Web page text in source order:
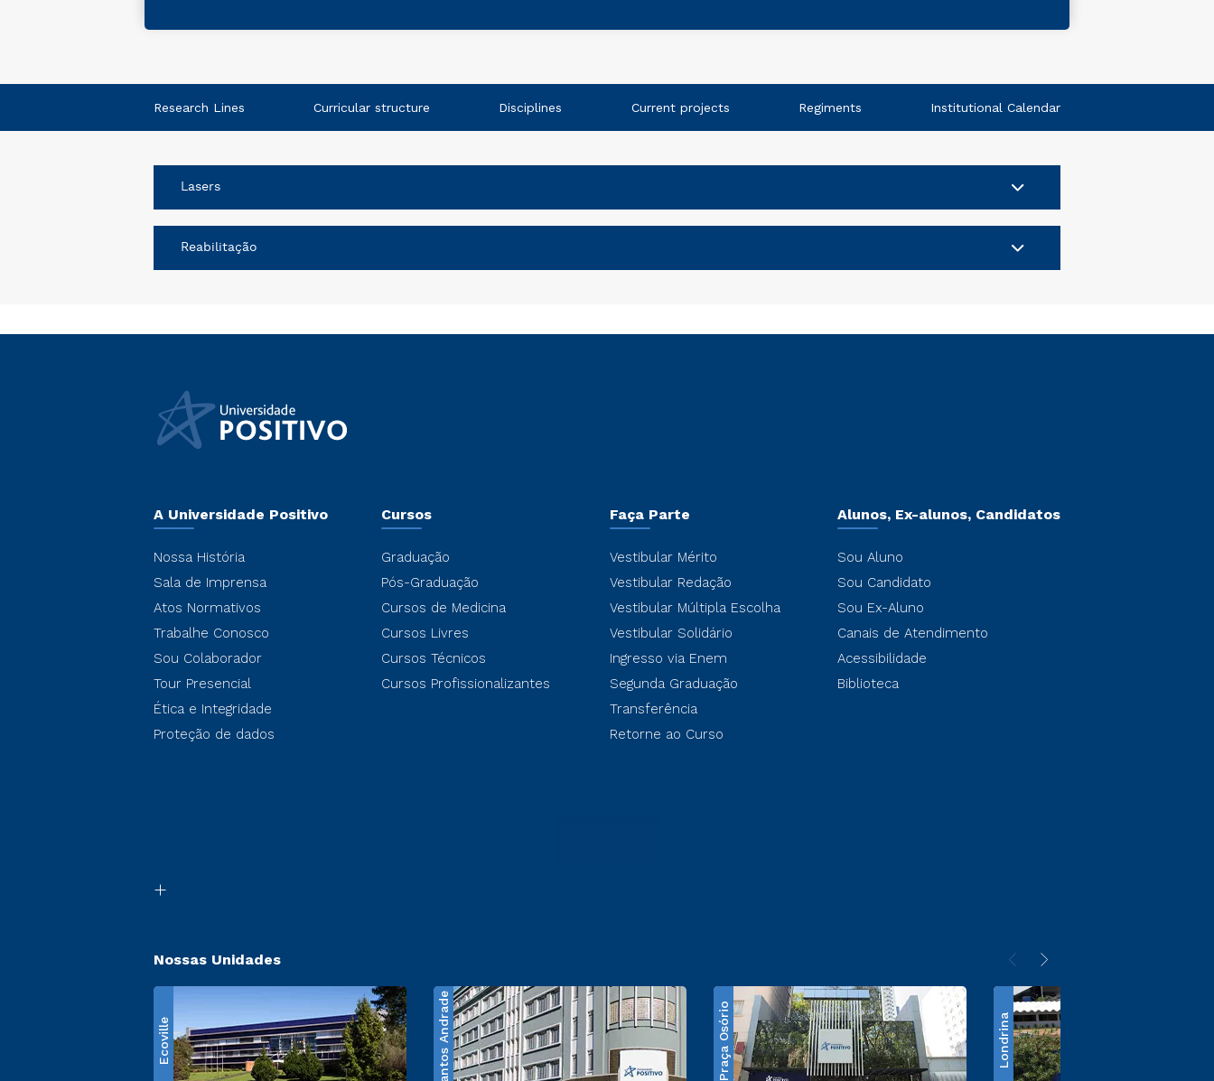
Research Lines Curricular structure Disciplines Current projects Regiments Institutional Calendar
Lasers
Reabilitação
A Universidade Positivo
Nossa História
Sala de Imprensa
Atos Normativos
Trabalhe Conosco
Sou Colaborador
Tour Presencial
Ética e Integridade
Proteção de dados
Cursos
Graduação
Pós-Graduação
Cursos de Medicina
Cursos Livres
Cursos Técnicos
Cursos Profissionalizantes
Faça Parte
Vestibular Mérito
Vestibular Redação
Vestibular Múltipla Escolha
Vestibular Solidário
Ingresso via Enem
Segunda Graduação
Transferência
Retorne ao Curso
Alunos, Ex-alunos, Candidatos
Sou Aluno
Sou Candidato
Sou Ex-Aluno
Canais de Atendimento
Acessibilidade
Biblioteca
Nossas Unidades
Ecoville Santos Andrade Praça Osório Londrina